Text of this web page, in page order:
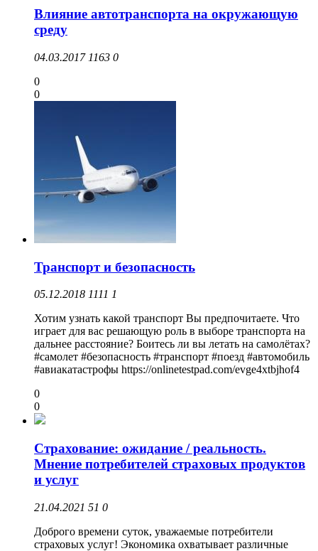
Влияние автотранспорта на окружающую
среду
04.03.2017 1163 0
0
0
Транспорт и безопасность
05.12.2018 1111 1
Хотим узнать какой транспорт Вы предпочитаете. Что
играет для вас решающую роль в выборе транспорта на
дальнее расстояние? Боитесь ли вы летать на самолётах?
#самолет #безопасность #транспорт #поезд #автомобиль
#авиакатастрофы https://onlinetestpad.com/evge4xtbjhof4
0
0
Страхование: ожидание / реальность.
Мнение потребителей страховых продуктов
и услуг
21.04.2021 51 0
Доброго времени суток, уважаемые потребители
страховых услуг! Экономика охватывает различные